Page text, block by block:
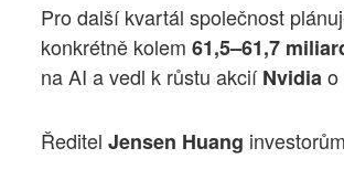
Pro další kvartál společnost
konkrétně kolem 61,5–61,7
na AI a vedl k růstu akciíNvidiao
Ředitel Jensen Huang